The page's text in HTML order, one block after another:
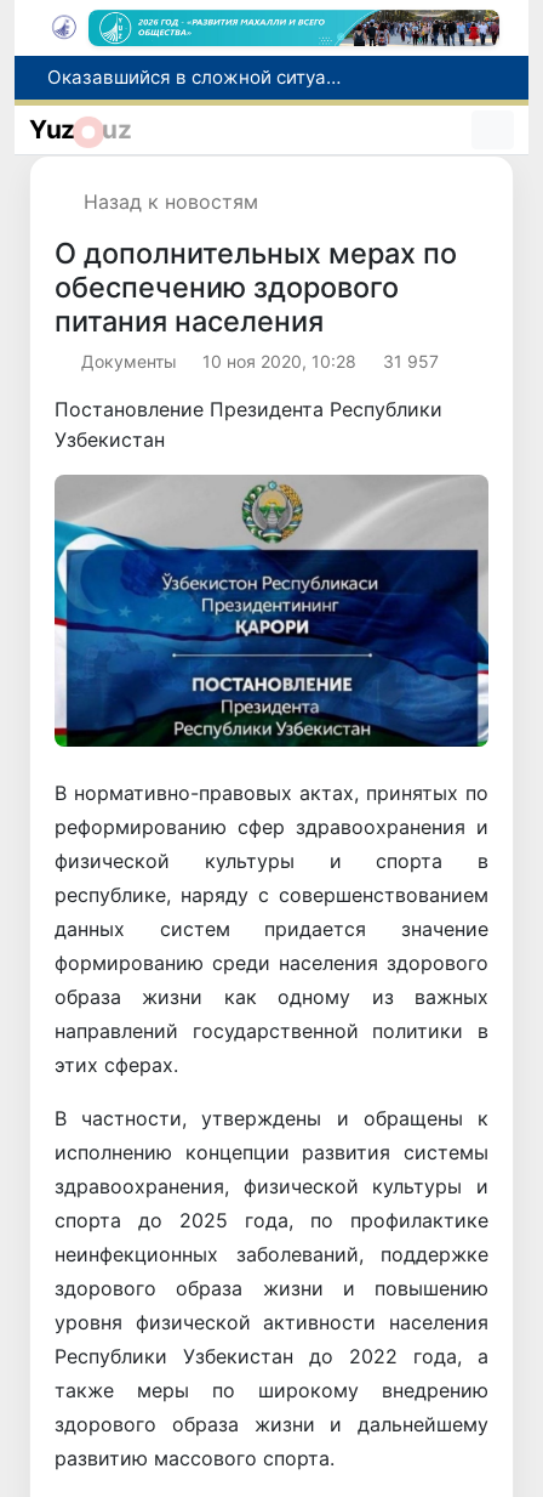
Оказавшийся в сложной ситуации в Германии соотечественник возвращен в Узбекистан
В Узбекистане определили порядок создания и эксплуатации платных автодорог
Yuz uz
Назад к новостям
О дополнительных мерах по
обеспечению здорового
питания населения
Документы 10 ноя 2020, 10:28 31 957
Постановление Президента Республики
Узбекистан
В нормативно-правовых актах, принятых по
реформированию сфер здравоохранения и
физической культуры и спорта в
республике, наряду с совершенствованием
данных систем придается значение
формированию среди населения здорового
образа жизни как одному из важных
направлений государственной политики в
этих сферах.
В частности, утверждены и обращены к
исполнению концепции развития системы
здравоохранения, физической культуры и
спорта до 2025 года, по профилактике
неинфекционных заболеваний, поддержке
здорового образа жизни и повышению
уровня физической активности населения
Республики Узбекистан до 2022 года, а
также меры по широкому внедрению
здорового образа жизни и дальнейшему
развитию массового спорта.